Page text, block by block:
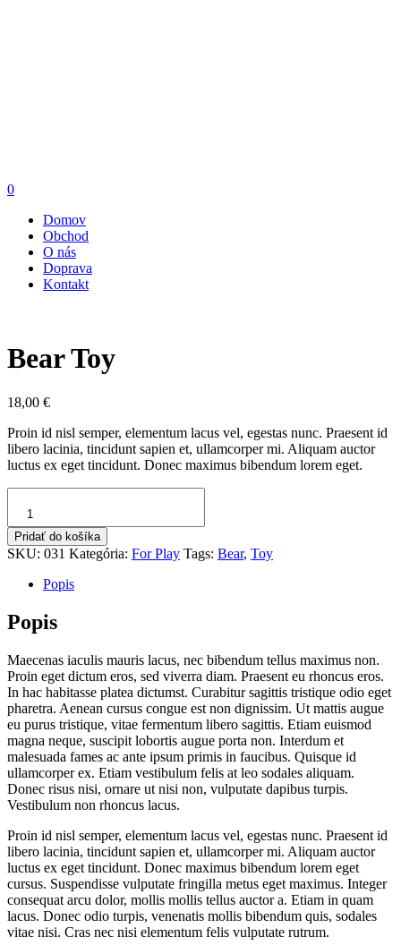
0
Domov
Obchod
O nás
Doprava
Kontakt
Bear Toy
18,00 €
Proin id nisl semper, elementum lacus vel, egestas nunc. Praesent id
libero lacinia, tincidunt sapien et, ullamcorper mi. Aliquam auctor
luctus ex eget tincidunt. Donec maximus bibendum lorem eget.
Bear
Toy
Pridať do košíka
SKU: 031 Kategória: For Play Tags: Bear, Toy
Popis
Popis
Maecenas iaculis mauris lacus, nec bibendum tellus maximus non.
Proin eget dictum eros, sed viverra diam. Praesent eu rhoncus eros.
In hac habitasse platea dictumst. Curabitur sagittis tristique odio eget
pharetra. Aenean cursus congue est non dignissim. Ut mattis augue
eu purus tristique, vitae fermentum libero sagittis. Etiam euismod
magna neque, suscipit lobortis augue porta non. Interdum et
malesuada fames ac ante ipsum primis in faucibus. Quisque id
ullamcorper ex. Etiam vestibulum felis at leo sodales aliquam.
Donec risus nisi, ornare ut nisi non, vulputate dapibus turpis.
Vestibulum non rhoncus lacus.
Proin id nisl semper, elementum lacus vel, egestas nunc. Praesent id
libero lacinia, tincidunt sapien et, ullamcorper mi. Aliquam auctor
luctus ex eget tincidunt. Donec maximus bibendum lorem eget
cursus. Suspendisse vulputate fringilla metus eget maximus. Integer
consequat arcu dolor, mollis mollis tellus auctor a. Etiam in quam
lacus. Donec odio turpis, venenatis mollis bibendum quis, sodales
vitae nisi. Cras nec nisi elementum felis vulputate rutrum.